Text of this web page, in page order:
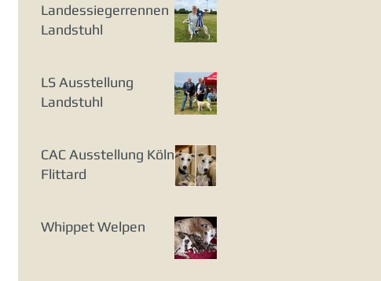
Landessiegerrennen
Landstuhl
LS Ausstellung
Landstuhl
CAC Ausstellung Köln-
Flittard
Whippet Welpen